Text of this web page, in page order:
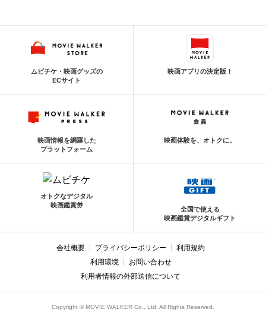
ムビチケ・映画グッズの
ECサイト
映画アプリの決定版！
映画情報を網羅した
プラットフォーム
映画体験を、オトクに。
オトクなデジタル
映画鑑賞券
全国で使える
映画鑑賞デジタルギフト
会社概要 プライバシーポリシー
利用規約
利用環境
お問い合わせ
利用者情報の外部送信について
Copyright © MOVIE WALKER Co., Ltd. All Rights Reserved.